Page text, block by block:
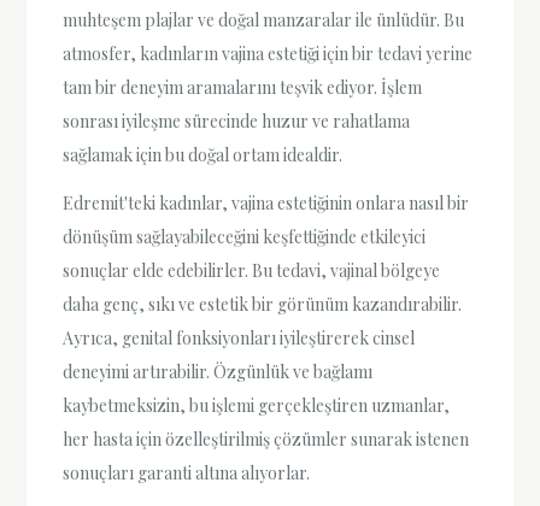
muhteşem plajlar ve doğal manzaralar ile ünlüdür. Bu
atmosfer, kadınların vajina estetiği için bir tedavi yerine
tam bir deneyim aramalarını teşvik ediyor. İşlem
sonrası iyileşme sürecinde huzur ve rahatlama
sağlamak için bu doğal ortam idealdir.
Edremit'teki kadınlar, vajina estetiğinin onlara nasıl bir
dönüşüm sağlayabileceğini keşfettiğinde etkileyici
sonuçlar elde edebilirler. Bu tedavi, vajinal bölgeye
daha genç, sıkı ve estetik bir görünüm kazandırabilir.
Ayrıca, genital fonksiyonları iyileştirerek cinsel
deneyimi artırabilir. Özgünlük ve bağlamı
kaybetmeksizin, bu işlemi gerçekleştiren uzmanlar,
her hasta için özelleştirilmiş çözümler sunarak istenen
sonuçları garanti altına alıyorlar.